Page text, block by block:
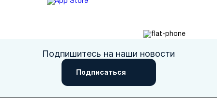
Подпишитесь на наши новости
Подписаться